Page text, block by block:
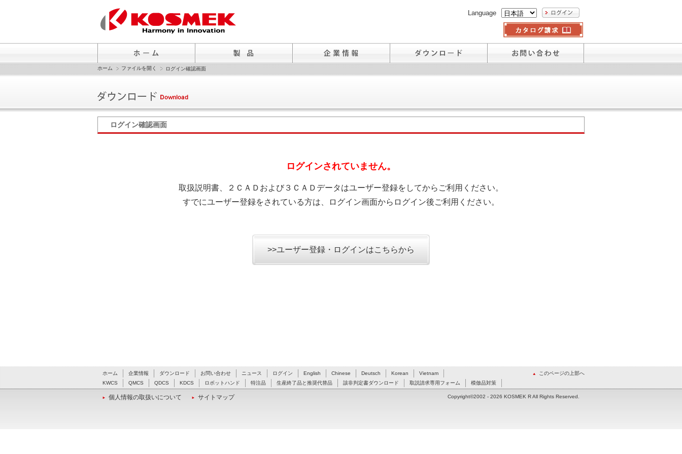
Language
ホーム ファイルを開く ログイン確認画面
ログイン確認画面
ログインされていません。
取扱説明書、２ＣＡＤおよび３ＣＡＤデータはユーザー登録をしてからご利用ください。
すでにユーザー登録をされている方は、ログイン画面からログイン後ご利用ください。
>>ユーザー登録・ログインはこちらから
このページの上部へ
ホーム 企業情報 ダウンロード お問い合わせ ニュース ログイン English Chinese Deutsch Korean
Vietnam
KWCS
QMCS QDCS KDCS ロボットハンド 特注品 生産終了品と推奨代替品 該非判定書ダウンロード 取説請求専用フォーム 模倣品対策
個人情報の取扱いについて サイトマップ Copyright©2002 - 2026 KOSMEK R All Rights Reserved.